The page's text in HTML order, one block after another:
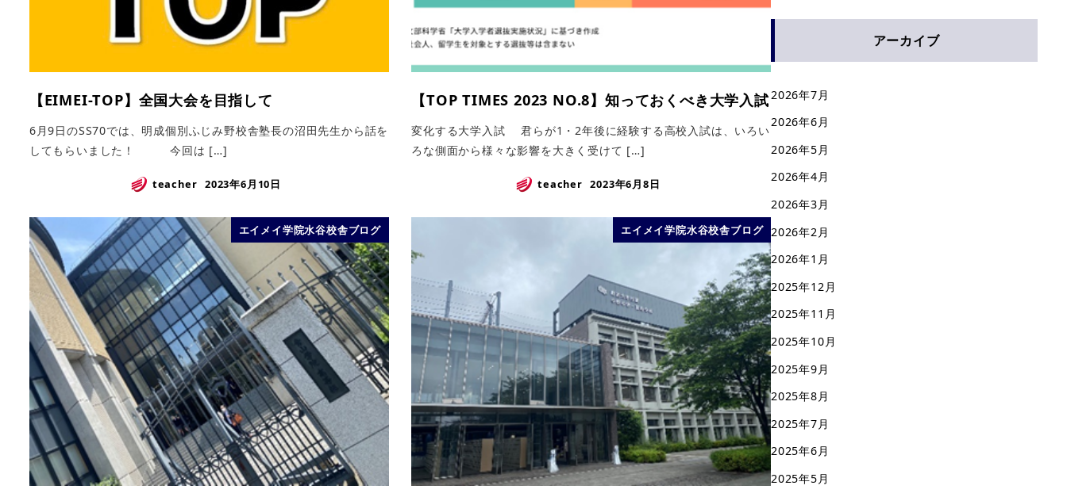
【EIMEI-TOP】全国大会を目指して
6月9日のSS70では、明成個別ふじみ野校舎塾長の沼田先生から話を
してもらいました！ 今回は […]
teacher 2023年6月10日
【TOP TIMES 2023 NO.8】知っておくべき大学入試
変化する大学入試 君らが1・2年後に経験する高校入試は、いろい
ろな側面から様々な影響を大きく受けて […]
teacher 2023年6月8日
エイメイ学院水谷校舎ブログ エイメイ学院水谷校舎ブログ
アーカイブ
2026年7月
2026年6月
2026年5月
2026年4月
2026年3月
2026年2月
2026年1月
2025年12月
2025年11月
2025年10月
2025年9月
2025年8月
2025年7月
2025年6月
2025年5月